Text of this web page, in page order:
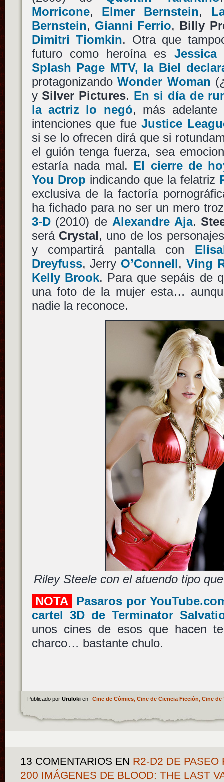
Morricone, Elmer Bernstein,
Bernstein, Gianni Ferrio, Billy
Dimitri Tiomkin. Otra que
futuro como heroína es Jessica
Splash Page MTV, la Biel
protagonizandoWonder Woman
ySilver Pictures. En si día de
la actriz lo negó, más adelante
intenciones que fueJustice
si se lo ofrecen dirá que si
el guión tenga fuerza, sea
estaría nada mal. El cierre de
You Drop indicando que la felatriz
exclusiva de la factoría
ha fichado para no ser un mero
3-D(2010) de Alexandre Aja.
será Crystal, uno de los
y compartirá pantalla con
Dreyfuss, Jerry O’Connell,Ving
Kelly Brook. Para que sepáis de
una foto de la mujer esta…
nadie la reconoce.
Riley Steele con el atuendo tipo
NOTA
Pasaros por
cartel 3D de Terminator
unos cines de esos que hacen
charco… bastante chulo.
Publicado por Uruloki en Cine de Cómics, Cine de Ciencia Ficción Cine de
13 COMENTARIOS EN R2-D2 DE PASEO
200 IMÁGENES DE BLOOD: THE LAST